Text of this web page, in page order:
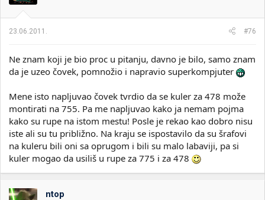
t
e
m
e
j
a
23.06.2011. #76
Ne znam koji je bio proc u pitanju, davno je bilo, samo znam
da je uzeo čovek, pomnožio i napravio superkompjuter
Mene isto napljuvao čovek tvrdio da se kuler za 478 može
montirati na 755. Pa me napljuvao kako ja nemam pojma
kako su rupe na istom mestu! Posle je rekao kao dobro nisu
iste ali su tu približno. Na kraju se ispostavilo da su šrafovi
na kuleru bili oni sa oprugom i bili su malo labaviji, pa si
kuler mogao da usiliš u rupe za 775 i za 478
ntop